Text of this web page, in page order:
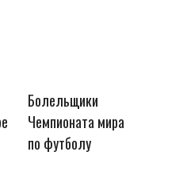
Болельщики
Чемпионата мира
по футболу